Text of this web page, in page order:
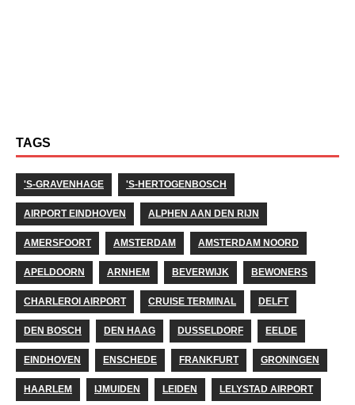
TAGS
'S-GRAVENHAGE 'S-HERTOGENBOSCH
AIRPORT EINDHOVEN ALPHEN AAN DEN RIJN
AMERSFOORT AMSTERDAM AMSTERDAM NOORD
APELDOORN ARNHEM BEVERWIJK BEWONERS
CHARLEROI AIRPORT CRUISE TERMINAL DELFT
DEN BOSCH DEN HAAG DUSSELDORF EELDE
EINDHOVEN ENSCHEDE FRANKFURT GRONINGEN
HAARLEM IJMUIDEN LEIDEN LELYSTAD AIRPORT